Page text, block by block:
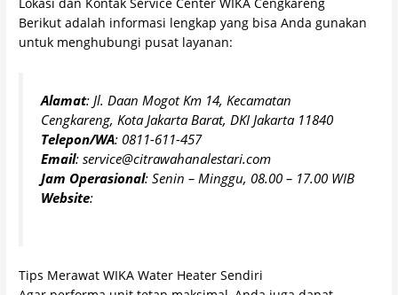
Berikut adalah informasi lengkap yang bisa Anda gunakan
untuk menghubungi pusat layanan:
Alamat: Jl. Daan Mogot Km 14, Kecamatan
Cengkareng, Kota Jakarta Barat, DKI Jakarta 11840
Telepon/WA: 0811-611-457
Email: service@citrawahanalestari.com
Jam Operasional: Senin – Minggu, 08.00 – 17.00 WIB
Website:
Tips Merawat WIKA Water Heater Sendiri